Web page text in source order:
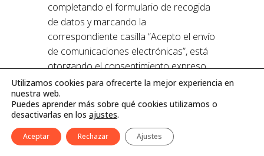
completando el formulario de recogida
de datos y marcando la
correspondiente casilla “Acepto el envío
de comunicaciones electrónicas”, está
otorgando el consentimiento expreso
para enviarle a su dirección de correo
electrónico, teléfono, fax u otro medio
electrónico en envío de información
acerca de la Empresa.
Utilizamos cookies para ofrecerte la mejor experiencia en
nuestra web.
Puedes aprender más sobre qué cookies utilizamos o
desactivarlas en los ajustes.
Aceptar Rechazar Ajustes